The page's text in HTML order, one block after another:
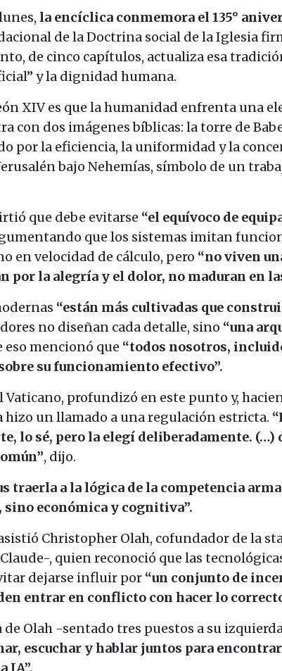
la encíclica conmemora el 135°
de la Doctrina social de la Iglesia
de cinco capítulos, actualiza esa
y la dignidad humana.
XIV es que la humanidad enfrenta una
con dos imágenes bíblicas: la torre de
por la eficiencia, la uniformidad y la
bajo Nehemías, símbolo de un
que debe evitarse “el equívoco de
que los sistemas imitan
en velocidad de cálculo, pero “no viven
por la alegría y el dolor, no maduran en
“están más cultivadas que
no diseñan cada detalle, sino “una
mencionó que “todos nosotros,
su funcionamiento efectivo”.
profundizó en este punto y,
hizo un llamado a una regulación estricta.
lo sé, pero la elegí deliberadamente. (…)
, dijo.
traerla a la lógica de la competencia
económica y cognitiva”.
Christopher Olah, cofundador de la
, quien reconoció que las
dejarse influir por “un conjunto de
entrar en conflicto con hacer lo
de Olah -sentado tres puestos a su
escuchar y hablar juntos para
IA”.